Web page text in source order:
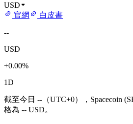
USD
官網
白皮書
--
USD
+0.00%
1D
截至今日 --（UTC+0），Spacecoin
格為 -- USD。